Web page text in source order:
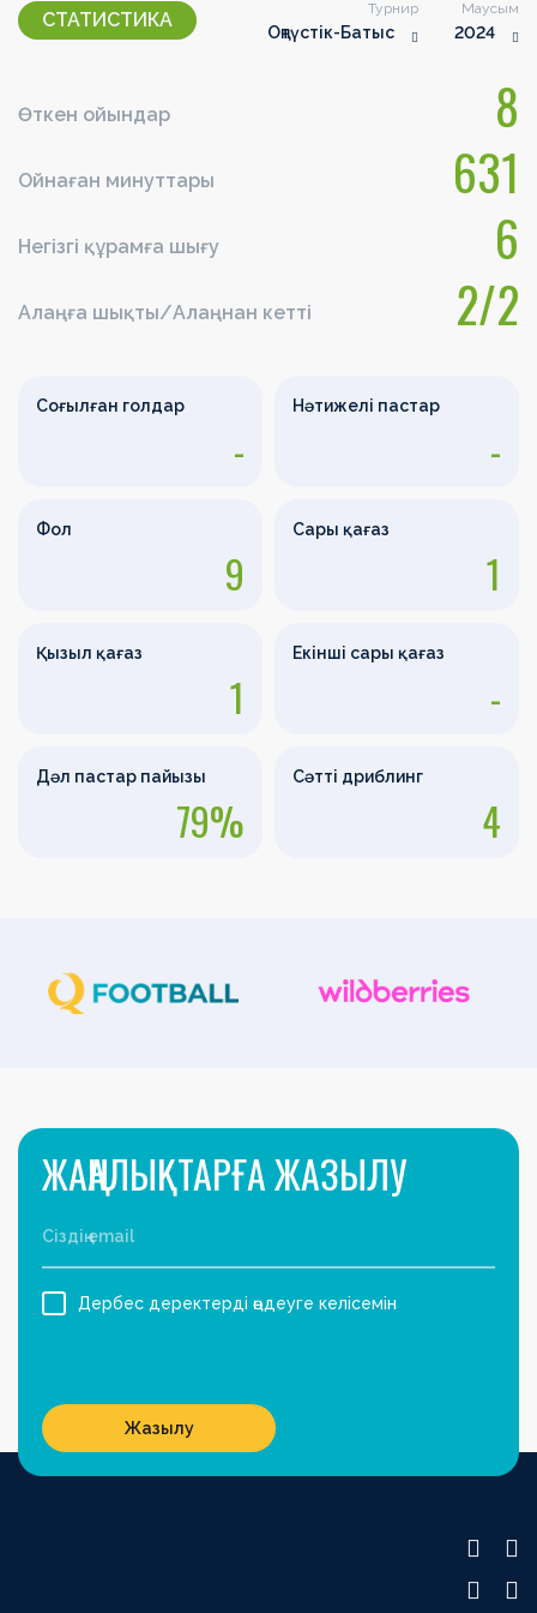
СТАТИСТИКА Турнир
Оңтүстік-Батыс
Маусым
2024
Өткен ойындар 8
Ойнаған минуттары 631
Негізгі құрамға шығу 6
Алаңға шықты/Алаңнан кетті 2/2
Соғылған голдар
-
Нәтижелі пастар
-
Фол
9
Сары қағаз
1
Қызыл қағаз
1
Екінші сары қағаз
-
Дәл пастар пайызы
79%
Сәтті дриблинг
4
ЖАҢАЛЫҚТАРҒА ЖАЗЫЛУ
Дербес деректерді өңдеуге келісемін
Жазылу